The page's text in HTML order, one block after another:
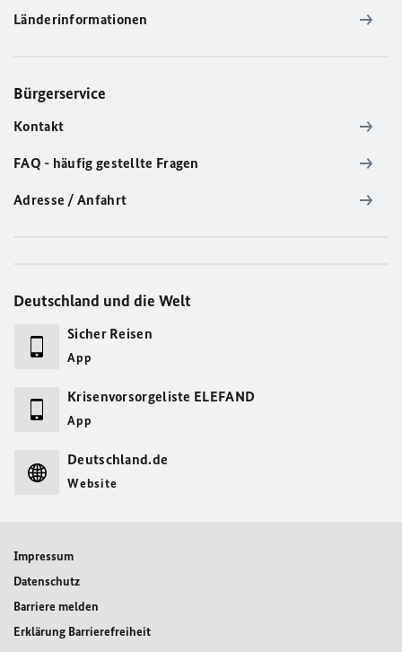
Länderinformationen
Bürgerservice
Kontakt
FAQ - häufig gestellte Fragen
Adresse / Anfahrt
Deutschland und die Welt
Sicher Reisen
App
Krisenvorsorgeliste ELEFAND
App
Deutschland.de
Website
Impressum
Datenschutz
Barriere melden
Erklärung Barrierefreiheit